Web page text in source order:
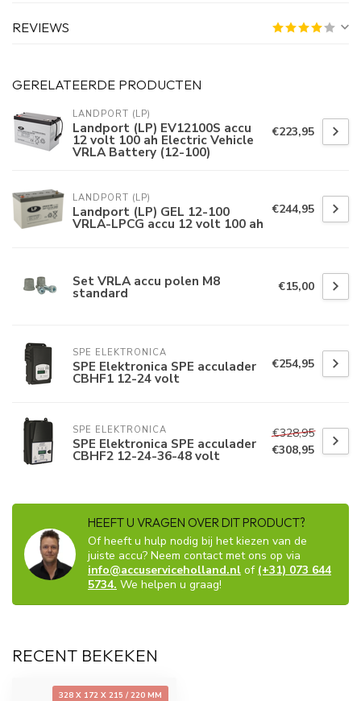
REVIEWS
GERELATEERDE PRODUCTEN
LANDPORT (LP)
Landport (LP) EV12100S accu
12 volt 100 ah Electric Vehicle
VRLA Battery (12-100)
€223,95
LANDPORT (LP)
Landport (LP) GEL 12-100
VRLA-LPCG accu 12 volt 100 ah
€244,95
Set VRLA accu polen M8
standard €15,00
SPE ELEKTRONICA
SPE Elektronica SPE acculader
CBHF1 12-24 volt
€254,95
SPE ELEKTRONICA
SPE Elektronica SPE acculader
CBHF2 12-24-36-48 volt
€328,95
€308,95
HEEFT U VRAGEN OVER DIT PRODUCT?
Of heeft u hulp nodig bij het kiezen van de
juiste accu? Neem contact met ons op via
info@accuserviceholland.nl of (+31) 073 644
5734. We helpen u graag!
RECENT BEKEKEN
328 X 172 X 215 / 220 MM